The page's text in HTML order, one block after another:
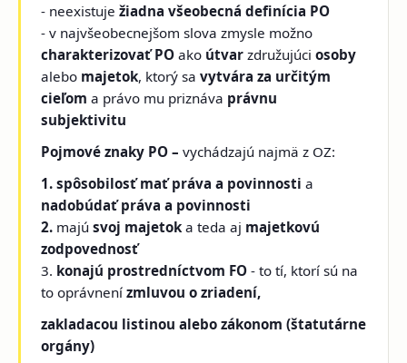
- neexistuježiadna všeobecná definícia PO
- v najvšeobecnejšom slova zmysle možno
charakterizovať PO ako útvar združujúciosoby
alebo majetok, ktorý savytvára za určitým
cieľom a právo mu priznáva právnu
subjektivitu
Pojmové znaky PO –vychádzajú najmä z OZ:
1. spôsobilosť mať práva a povinnostia
nadobúdať práva a povinnosti
2. majú svoj majetoka teda aj majetkovú
zodpovednosť
3. konajú prostredníctvom FO - to tí, ktorí sú na
to oprávnenízmluvou o zriadení,
zakladacou listinou alebo zákonom (štatutárne
orgány)